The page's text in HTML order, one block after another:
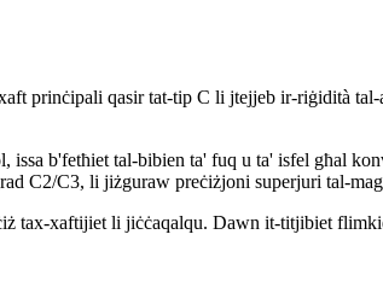
prinċipali qasir tat-tip C li jtejjeb ir-riġidità
b'fetħiet tal-bibien ta' fuq u ta' isfel għal
C2/C3, li jiżguraw preċiżjoni superjuri tal-
tax-xaftijiet li jiċċaqalqu. Dawn it-titjibiet